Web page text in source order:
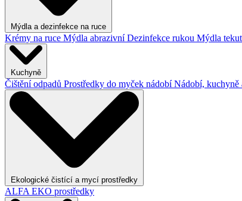
Mýdla a dezinfekce na ruce
Krémy na ruce Mýdla abrazivníDezinfekce rukou Mýdla
Kuchyně
Čištění odpadů Prostředky do myček nádobíNádobí, kuchyně
Ekologické čistící a mycí prostředky
ALFA EKO prostředky